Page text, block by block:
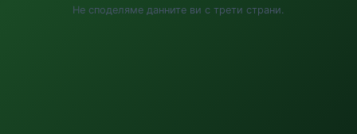
Не споделяме данните ви с трети страни.